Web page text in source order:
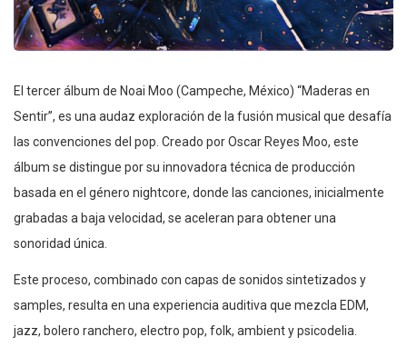
El tercer álbum de Noai Moo (Campeche, México) “Maderas en
Sentir”, es una audaz exploración de la fusión musical que desafía
las convenciones del pop. Creado por Oscar Reyes Moo, este
álbum se distingue por su innovadora técnica de producción
basada en el género nightcore, donde las canciones, inicialmente
grabadas a baja velocidad, se aceleran para obtener una
sonoridad única.
Este proceso, combinado con capas de sonidos sintetizados y
samples, resulta en una experiencia auditiva que mezcla EDM,
jazz, bolero ranchero, electro pop, folk, ambient y psicodelia.